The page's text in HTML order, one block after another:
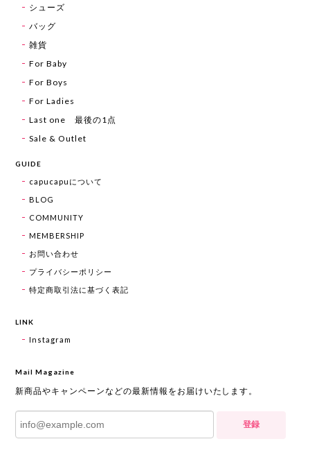
シューズ
バッグ
雑貨
For Baby
For Boys
For Ladies
Last one 最後の1点
Sale & Outlet
GUIDE
capucapuについて
BLOG
COMMUNITY
MEMBERSHIP
お問い合わせ
プライバシーポリシー
特定商取引法に基づく表記
LINK
Instagram
Mail Magazine
新商品やキャンペーンなどの最新情報をお届けいたします。
登録